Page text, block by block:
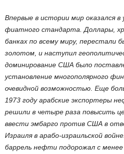
Впервые в истории мир оказался в
фиатного стандарта. Доллары,
банках по всему миру, перестали
золотом, и наступил
доминирование США было
установление многополярного
очевидной возможностью. Еще
1973 году арабские экспортеры
решили в четыре раза повысить
ввести эмбарго против США в
Израиля в арабо-израильской
баррель нефти подорожал с